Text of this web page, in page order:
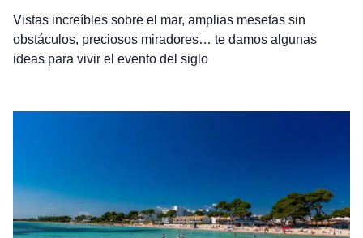
Vistas increíbles sobre el mar, amplias mesetas sin
obstáculos, preciosos miradores… te damos algunas
ideas para vivir el evento del siglo